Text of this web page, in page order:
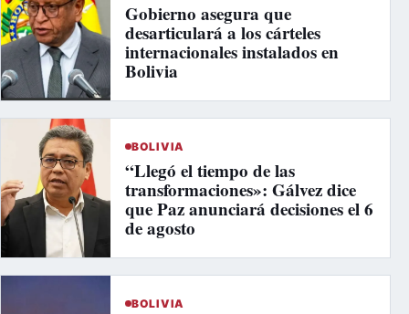
Gobierno asegura que
desarticulará a los cárteles
internacionales instalados en
Bolivia
BOLIVIA
“Llegó el tiempo de las
transformaciones»: Gálvez dice
que Paz anunciará decisiones el 6
de agosto
BOLIVIA